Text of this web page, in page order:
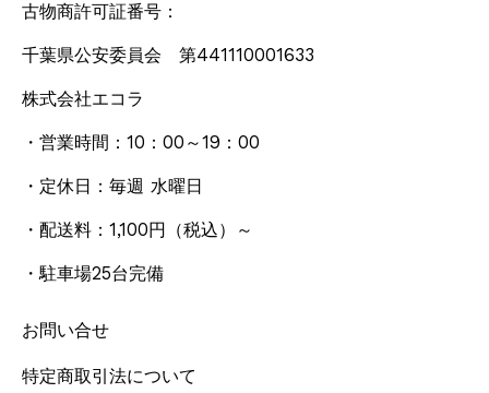
古物商許可証番号：
千葉県公安委員会 第441110001633
株式会社エコラ
・営業時間：10：00～19：00
・定休日：毎週 水曜日
・配送料：1,100円 （税込） ～
・駐車場25台完備
お問い合せ
特定商取引法について